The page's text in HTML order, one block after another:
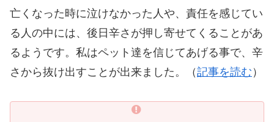
亡くなった時に泣けなかった人や、責任を感じてい
る人の中には、後日辛さが押し寄せてくることがあ
るようです。私はペット達を信じてあげる事で、辛
さから抜け出すことが出来ました。（記事を読む ）